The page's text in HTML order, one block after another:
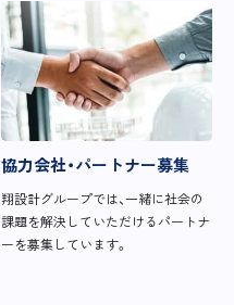
協力会社・パートナー募集
翔設計グループでは、一緒に社会の
課題を解決していただけるパートナ
ーを募集しています。